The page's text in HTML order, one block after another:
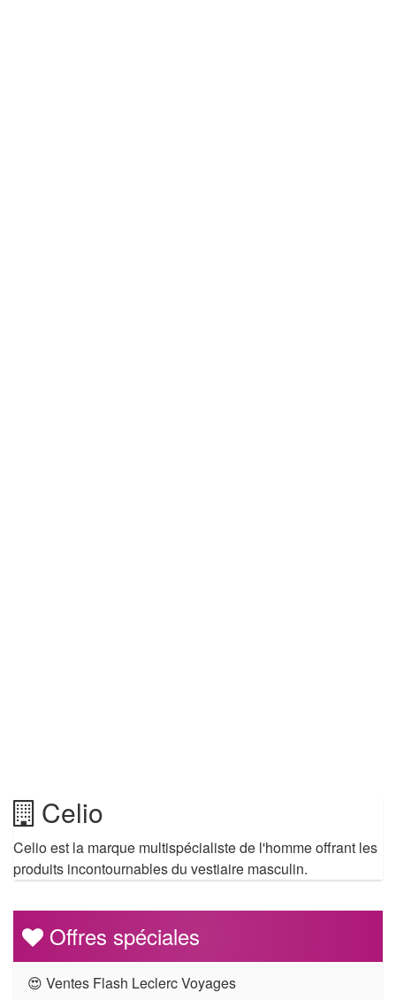
Celio
Celio est la marque multispécialiste de l'homme offrant les
produits incontournables du vestiaire masculin.
Offres spéciales
😍 Ventes Flash Leclerc Voyages